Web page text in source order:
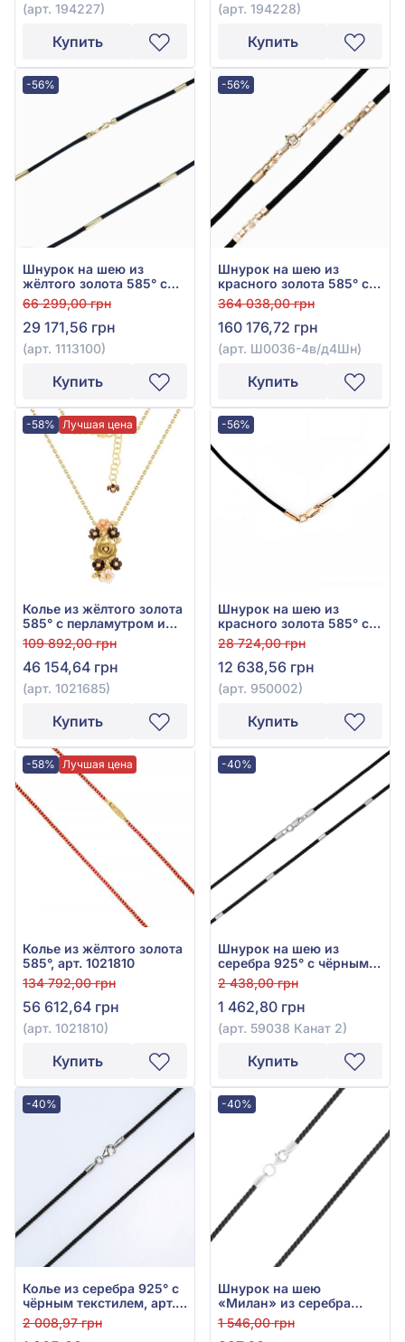
(арт. 194227)
Купить
(арт. 194228)
Купить
-56%
Шнурок на шею из
жёлтого золота 585° с
каучуком, арт. 1113100
66 299,00 грн
29 171,56 грн
(арт. 1113100)
Купить
-56%
Шнурок на шею из
красного золота 585° с
чёрным шёлком и
чёрными
куб.окс.циркония, арт.
Ш0036-4в/д4Шн
364 038,00 грн
160 176,72 грн
(арт. Ш0036-4в/д4Шн)
Купить
-58% Лучшая цена
Колье из жёлтого золота
585° с перламутром и
чёрным перламутром,
арт. 1021685
109 892,00 грн
46 154,64 грн
(арт. 1021685)
Купить
-56%
Шнурок на шею из
красного золота 585° с
чёрным каучуком, арт.
950002
28 724,00 грн
12 638,56 грн
(арт. 950002)
Купить
-58% Лучшая цена
Колье из жёлтого золота
585°, арт. 1021810
134 792,00 грн
56 612,64 грн
(арт. 1021810)
Купить
-40%
Шнурок на шею из
серебра 925° с чёрным
шёлком, арт. 59038
Канат 2
2 438,00 грн
1 462,80 грн
(арт. 59038 Канат 2)
Купить
-40%
Колье из серебра 925° с
чёрным текстилем, арт.
6025р
2 008,97 грн
-40%
Шнурок на шею
«Милан» из серебра
925° с чёрным
текстилем, арт. 6010/2.0
1 546,00 грн